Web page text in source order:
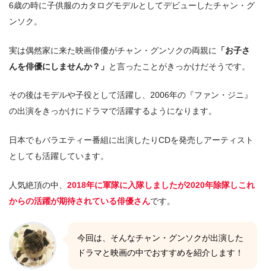
6歳の時に子供服のカタログモデルとしてデビューしたチャン・グ
ンソク。
実は偶然家に来た映画俳優がチャン・グンソクの両親に
「お子さ
んを俳優にしませんか？」 と言ったことがきっかけだそうです。
その後はモデルや子役として活躍し、2006年の『ファン・ジニ』
の出演をきっかけにドラマで活躍するようになります。
日本でもバラエティー番組に出演したりCDを発売しアーティスト
としても活躍しています。
人気絶頂の中、 2018年に軍隊に入隊しましたが2020年除隊しこれ
からの活躍が期待されている俳優さんです。
今回は、そんなチャン・グンソクが出演した
ドラマと映画の中でおすすめを紹介します！